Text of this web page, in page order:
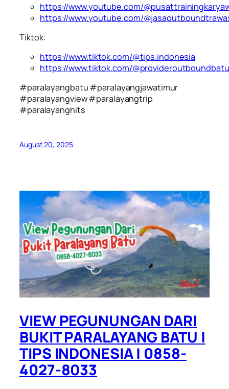
https://www.youtube.com/
https://www.youtube.com/
Tiktok:
https://www.tiktok.com/@tips.indonesia
https://www.tiktok.com/@provideroutboundbatu
#paralayangbatu #paralayangjawatimur
#paralayangview #paralayangtrip
#paralayanghits
August 20, 2025
VIEW PEGUNUNGAN DARI
BUKIT PARALAYANG BATU |
TIPS INDONESIA | 0858-
4027-8033